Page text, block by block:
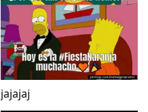
jajajaj